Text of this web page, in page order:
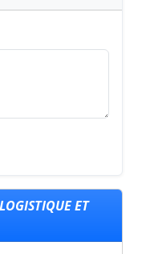
ET